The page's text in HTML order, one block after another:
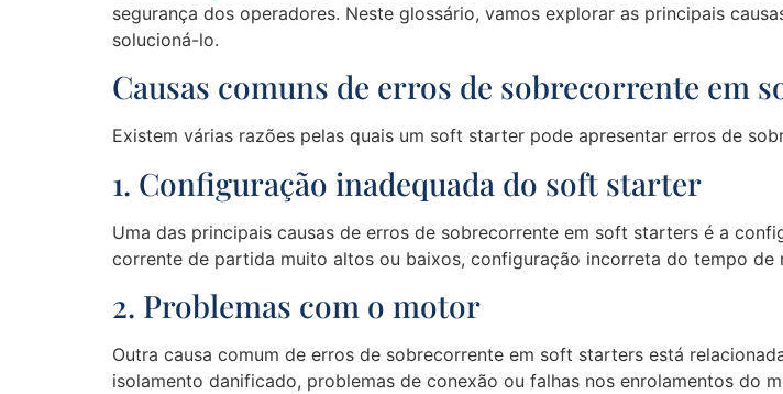
segurança dos operadores. Neste glossário, vamos explorar as principais
solucioná-lo.
Causas comuns de erros de sobrecorrente em
Existem várias razões pelas quais um soft starter pode apresentar erros de
1. Configuração inadequada do soft starter
Uma das principais causas de erros de sobrecorrente em soft starters é a
corrente de partida muito altos ou baixos, configuração incorreta do tempo
2. Problemas com o motor
Outra causa comum de erros de sobrecorrente em soft starters está
isolamento danificado, problemas de conexão ou falhas nos enrolamentos do